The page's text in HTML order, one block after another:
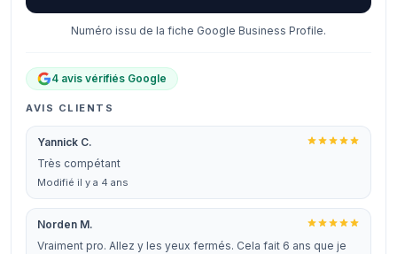
Numéro issu de la fiche Google Business Profile.
4 avis vérifiés Google
AVIS CLIENTS
Yannick C.
Très compétant
Modifié il y a 4 ans
Norden M.
Vraiment pro. Allez y les yeux fermés. Cela fait 6 ans que je